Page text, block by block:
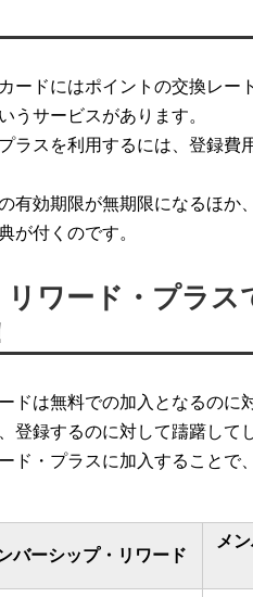
ードにはポイントの交換レー
うサービスがあります。
ラスを利用するには、登録費
有効期限が無期限になるほか
が付くのです。
ワード・プラス
ドは無料での加入となるのに
登録するのに対して躊躇して
ド・プラスに加入することで
バーシップ・リワード
メ